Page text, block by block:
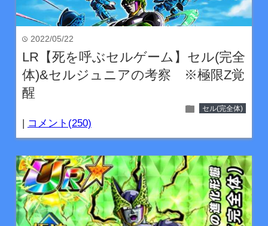
time 2022/05/22
LR【死を呼ぶセルゲーム】セル(完全
体)&セルジュニアの考察 ※極限Z覚
醒
folder セル(完全体)
| コメント(250)